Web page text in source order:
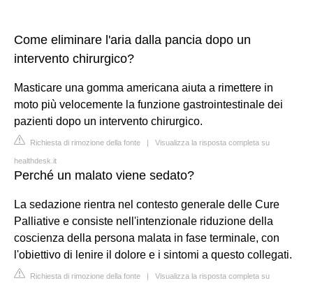
Come eliminare l'aria dalla pancia dopo un
intervento chirurgico?
Masticare una gomma americana aiuta a rimettere in
moto più velocemente la funzione gastrointestinale dei
pazienti dopo un intervento chirurgico.
Richiesta di rimozione della fonte | Visualizza la risposta completa su
healthdesk.it
Perché un malato viene sedato?
La sedazione rientra nel contesto generale delle Cure
Palliative e consiste nell'intenzionale riduzione della
coscienza della persona malata in fase terminale, con
l'obiettivo di lenire il dolore e i sintomi a questo collegati.
Richiesta di rimozione della fonte | Visualizza la risposta completa su